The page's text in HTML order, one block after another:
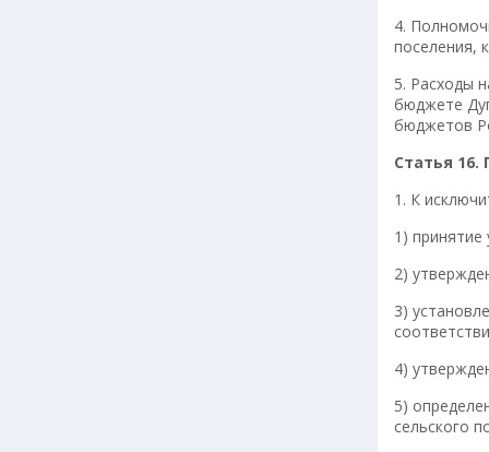
4.
поселения,
5. Расходы
бюджете
бюджетов
Статья 16.
1. К
1) принятие
2)
3)
4)
5)
сельского